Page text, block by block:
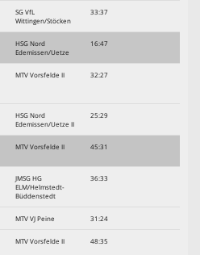
SG VfL
Wittingen/Stöcken
33:37
HSG Nord
Edemissen/Uetze
16:47
MTV Vorsfelde II 32:27
HSG Nord
Edemissen/Uetze II
25:29
MTV Vorsfelde II 45:31
JMSG HG
ELM/Helmstedt-
Büddenstedt
36:33
MTV VJ Peine 31:24
MTV Vorsfelde II 48:35